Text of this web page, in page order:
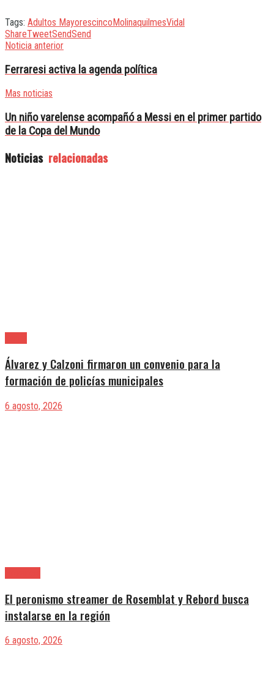
Tags: Adultos MayorescincoMolinaquilmesVidal
ShareTweetSendSend
Noticia anterior
Ferraresi activa la agenda política
Mas noticias
Un niño varelense acompañó a Messi en el primer partido
de la Copa del Mundo
Noticias relacionadas
Álvarez y Calzoni firmaron un convenio para la
formación de policías municipales
6 agosto, 2026
El peronismo streamer de Rosemblat y Rebord busca
instalarse en la región
6 agosto, 2026